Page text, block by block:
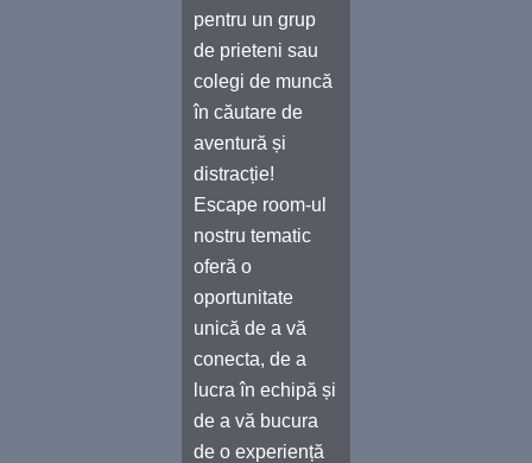
pentru un grup
de prieteni sau
colegi de muncă
în căutare de
aventură și
distracție!
Escape room-ul
nostru tematic
oferă o
oportunitate
unică de a vă
conecta, de a
lucra în echipă și
de a vă bucura
de o experiență